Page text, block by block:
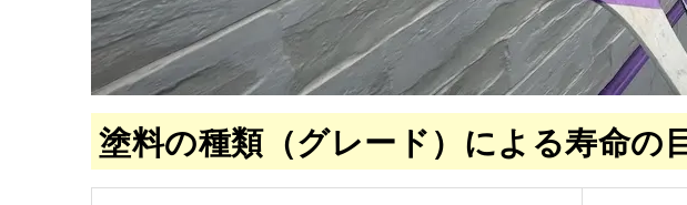
塗料の種類（グレード）による寿命の